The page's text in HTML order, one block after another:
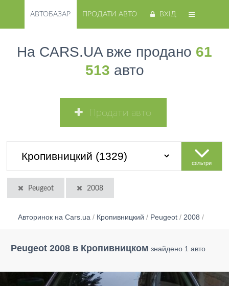
АВТОБАЗАР ПРОДАТИ АВТО ВХІД
На CARS.UA вже продано 61
513 авто
Продати авто
фільтри
Peugeot 2008
Авторинок на Cars.ua / Кропивницкий / Peugeot / 2008 /
Peugeot 2008 в Кропивницком знайдено 1 авто